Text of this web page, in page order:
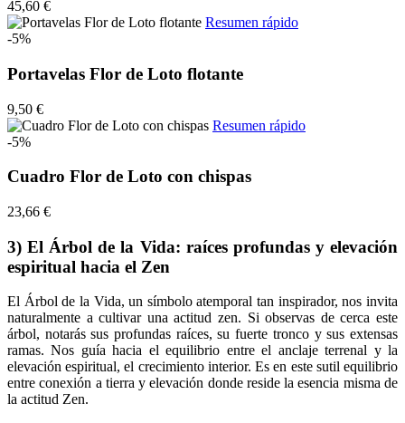
45,60 €
Resumen rápido
-5%
Portavelas Flor de Loto flotante
9,50 €
Resumen rápido
-5%
Cuadro Flor de Loto con chispas
23,66 €
3) El Árbol de la Vida: raíces profundas y elevación
espiritual hacia el Zen
El Árbol de la Vida, un símbolo atemporal tan inspirador, nos invita
naturalmente a cultivar una actitud zen. Si observas de cerca este
árbol, notarás sus profundas raíces, su fuerte tronco y sus extensas
ramas. Nos guía hacia el equilibrio entre el anclaje terrenal y la
elevación espiritual, el crecimiento interior. Es en este sutil equilibrio
entre conexión a tierra y elevación donde reside la esencia misma de
la actitud Zen.